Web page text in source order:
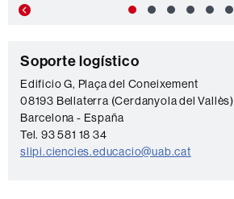
C
o
n
t
a
Soporte logístico
Edificio G, Plaça del Coneixement
08193 Bellaterra (Cerdanyola del Vallès)
Barcelona - España
Tel. 93 581 18 34
slipi.ciencies.educacio@uab.cat